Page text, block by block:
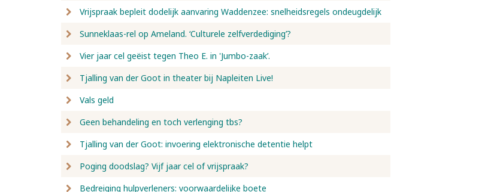
Vrijspraak bepleit dodelijk aanvaring Waddenzee: snelheidsregels ondeugdelijk
Sunneklaas-rel op Ameland. ‘Culturele zelfverdediging’?
Vier jaar cel geëist tegen Theo E. in 'Jumbo-zaak’.
Tjalling van der Goot in theater bij Napleiten Live!
Vals geld
Geen behandeling en toch verlenging tbs?
Tjalling van der Goot: invoering elektronische detentie helpt
Poging doodslag? Vijf jaar cel of vrijspraak?
Bedreiging hulpverleners: voorwaardelijke boete